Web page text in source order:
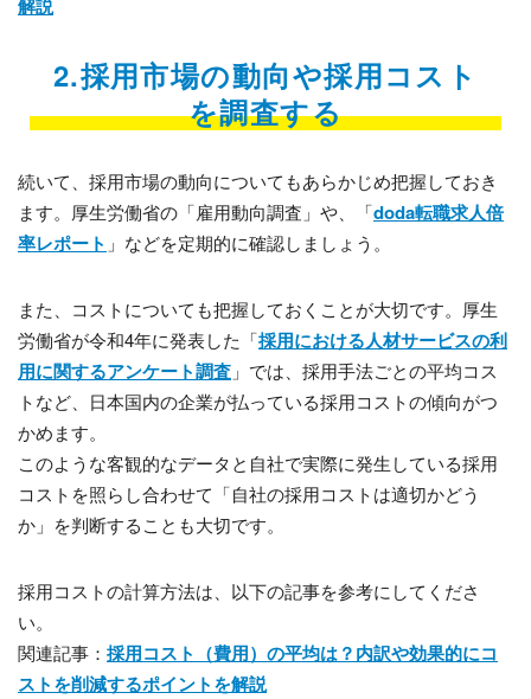
解説
2.採用市場の動向や採用コスト
を調査する
続いて、採用市場の動向についてもあらかじめ把握しておき
ます。厚生労働省の「雇用動向調査」や、「doda転職求人倍
率レポート 」などを定期的に確認しましょう。
また、コストについても把握しておくことが大切です。厚生
労働省が令和4年に発表した「採用における人材サービスの利
用に関するアンケート調査 」では、採用手法ごとの平均コス
トなど、日本国内の企業が払っている採用コストの傾向がつ
かめます。
このような客観的なデータと自社で実際に発生している採用
コストを照らし合わせて「自社の採用コストは適切かどう
か」を判断することも大切です。
採用コストの計算方法は、以下の記事を参考にしてくださ
い。
関連記事： 採用コスト（費用）の平均は？内訳や効果的にコ
ストを削減するポイントを解説